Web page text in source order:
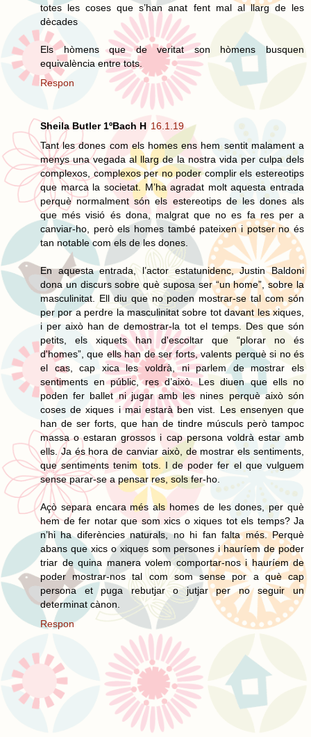
totes les coses que s’han anat fent mal al llarg de les
dècades
Els hòmens que de veritat son hòmens busquen
equivalència entre tots.
Respon
Sheila Butler 1ºBach H 16.1.19
Tant les dones com els homes ens hem sentit malament a
menys una vegada al llarg de la nostra vida per culpa dels
complexos, complexos per no poder complir els estereotips
que marca la societat. M’ha agradat molt aquesta entrada
perquè normalment són els estereotips de les dones als
que més visió és dona, malgrat que no es fa res per a
canviar-ho, però els homes també pateixen i potser no és
tan notable com els de les dones.
En aquesta entrada, l’actor estatunidenc, Justin Baldoni
dona un discurs sobre què suposa ser “un home”, sobre la
masculinitat. Ell diu que no poden mostrar-se tal com són
per por a perdre la masculinitat sobre tot davant les xiques,
i per això han de demostrar-la tot el temps. Des que són
petits, els xiquets han d'escoltar que “plorar no és
d'homes”, que ells han de ser forts, valents perquè si no és
el cas, cap xica les voldrà, ni parlem de mostrar els
sentiments en públic, res d’això. Les diuen que ells no
poden fer ballet ni jugar amb les nines perquè això són
coses de xiques i mai estarà ben vist. Les ensenyen que
han de ser forts, que han de tindre músculs però tampoc
massa o estaran grossos i cap persona voldrà estar amb
ells. Ja és hora de canviar això, de mostrar els sentiments,
que sentiments tenim tots. I de poder fer el que vulguem
sense parar-se a pensar res, sols fer-ho.
Açò separa encara més als homes de les dones, per què
hem de fer notar que som xics o xiques tot els temps? Ja
n’hi ha diferències naturals, no hi fan falta més. Perquè
abans que xics o xiques som persones i hauríem de poder
triar de quina manera volem comportar-nos i hauríem de
poder mostrar-nos tal com som sense por a què cap
persona et puga rebutjar o jutjar per no seguir un
determinat cànon.
Respon